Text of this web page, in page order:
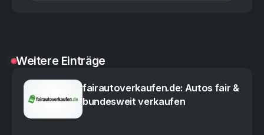
Weitere Einträge
fairautoverkaufen.de: Autos fair &
bundesweit verkaufen